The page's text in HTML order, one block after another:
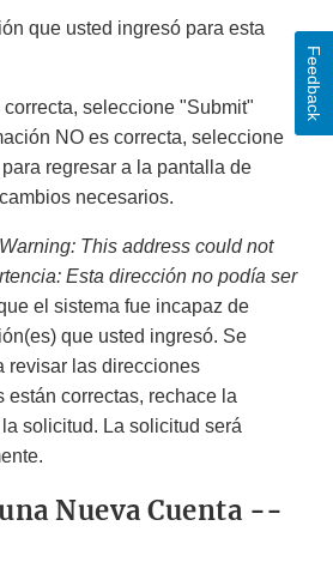
que usted ingresó para esta
seleccione "Submit"
NO es correcta, seleccione
regresar a la pantalla de
necesarios.
Warning: This address could not
Esta dirección no podía ser
el sistema fue incapaz de
que usted ingresó. Se
revisar las direcciones
están correctas, rechace la
solicitud. La solicitud será
Nueva Cuenta --
Feedback